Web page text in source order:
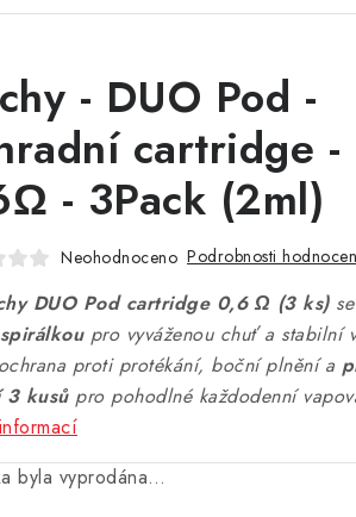
- DUO Pod -
cartridge -
- 3Pack (2ml)
Neohodnoceno Podrobnosti
DUO Pod cartridge 0,6 Ω (3 ks)se
pro vyváženou chuť a stabilní
proti protékání, boční plnění a
3 kusůpro pohodlné každodenní
byla vyprodána…